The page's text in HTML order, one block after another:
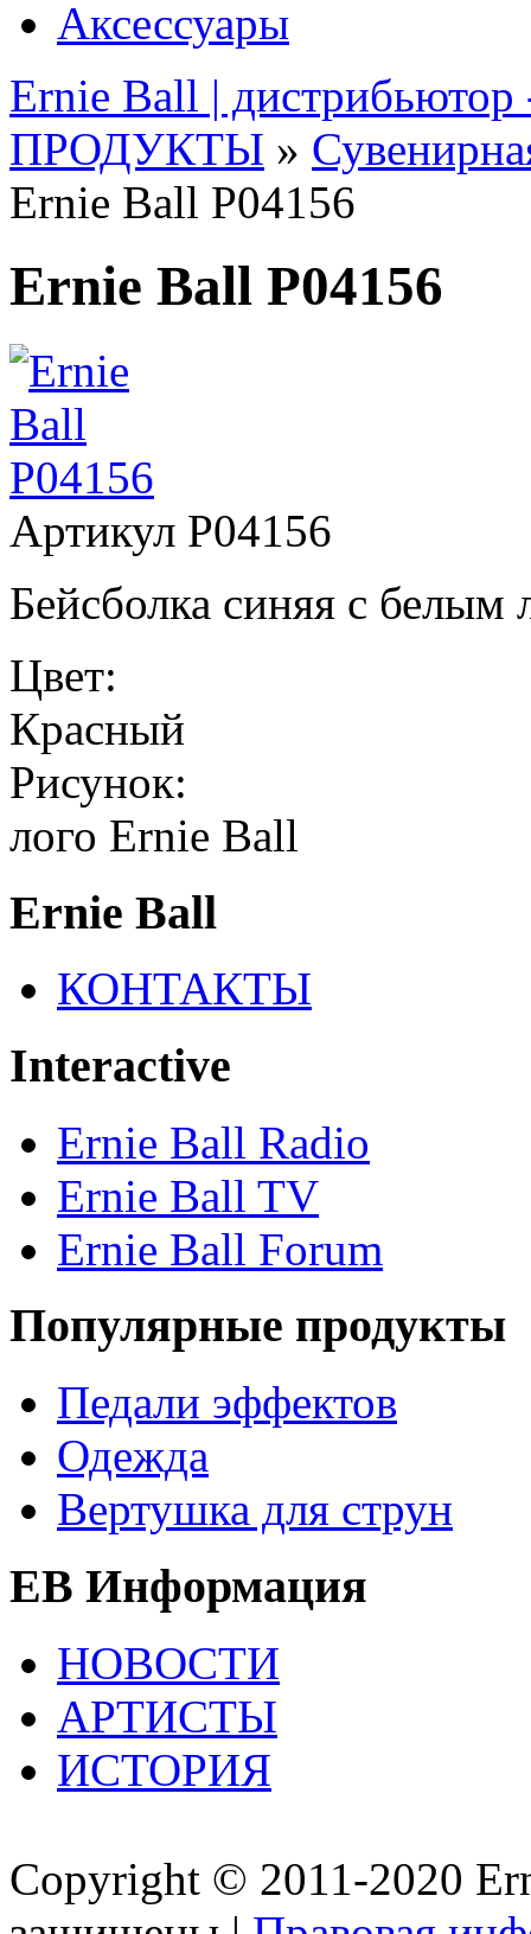
Аксессуары
Ernie Ball | дистрибьютор
ПРОДУКТЫ »
Ernie Ball P04156
Ernie Ball P04156
Артикул P04156
Бейсболка синяя с
Цвет:
Красный
Рисунок:
лого Ernie Ball
Ernie Ball
КОНТАКТЫ
Interactive
Ernie Ball Radio
Ernie Ball TV
Ernie Ball Forum
Популярные продукты
Педали эффектов
Одежда
Вертушка для струн
EB Информация
НОВОСТИ
АРТИСТЫ
ИСТОРИЯ
Copyright © 2011-2020